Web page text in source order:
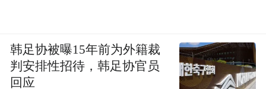
韩足协被曝15年前为外籍裁
判安排性招待，韩足协官员
回应